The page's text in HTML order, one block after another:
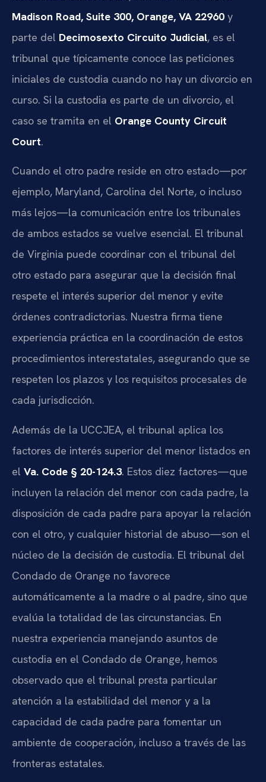
Madison Road, Suite 300, Orange, VA 22960 y
parte del Decimosexto Circuito Judicial, es el
tribunal que típicamente conoce las peticiones
iniciales de custodia cuando no hay un divorcio en
curso. Si la custodia es parte de un divorcio, el
caso se tramita en el Orange County Circuit
Court.
Cuando el otro padre reside en otro estado—por
ejemplo, Maryland, Carolina del Norte, o incluso
más lejos—la comunicación entre los tribunales
de ambos estados se vuelve esencial. El tribunal
de Virginia puede coordinar con el tribunal del
otro estado para asegurar que la decisión final
respete el interés superior del menor y evite
órdenes contradictorias. Nuestra firma tiene
experiencia práctica en la coordinación de estos
procedimientos interestatales, asegurando que se
respeten los plazos y los requisitos procesales de
cada jurisdicción.
Además de la UCCJEA, el tribunal aplica los
factores de interés superior del menor listados en
el Va. Code § 20-124.3. Estos diez factores—que
incluyen la relación del menor con cada padre, la
disposición de cada padre para apoyar la relación
con el otro, y cualquier historial de abuso—son el
núcleo de la decisión de custodia. El tribunal del
Condado de Orange no favorece
automáticamente a la madre o al padre, sino que
evalúa la totalidad de las circunstancias. En
nuestra experiencia manejando asuntos de
custodia en el Condado de Orange, hemos
observado que el tribunal presta particular
atención a la estabilidad del menor y a la
capacidad de cada padre para fomentar un
ambiente de cooperación, incluso a través de las
fronteras estatales.